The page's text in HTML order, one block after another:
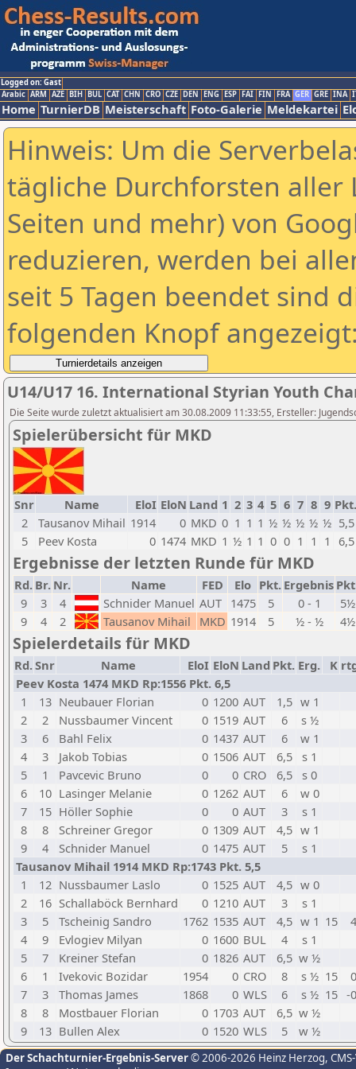
Logged on: Gast
Arabic ARM AZE BIH BUL CAT CHN CRO CZE DEN ENG ESP FAI FIN FRA GER GRE INA
Home TurnierDB Meisterschaft Foto-Galerie Meldekartei
Hinweis: Um die
tägliche Durchforsten aller
Seiten und mehr) von
reduzieren, werden bei
seit 5 Tagen beendet sind
folgenden Knopf
U14/U17 16. International Styrian Youth
Die Seite wurde zuletzt aktualisiert am 30.08.2009 11:33:55, Ersteller:
Spielerübersicht für MKD
Snr Name EloI EloN Land 1 2 3 4 5 6 7 8 9 Pkt.
2
Tausanov Mihail 1914 0 MKD 0 1 1 1 ½ ½ ½ ½ ½ 5,5
5
Peev Kosta 0 1474 MKD 1 ½ 1 1 0 0 1 1 1 6,5
Ergebnisse der letzten Runde für MKD
Rd. Br. Nr. Name FED Elo Pkt. Ergebnis
9
3 4 Schnider Manuel AUT 1475 5 0 - 1
5½
9
4 2 Tausanov Mihail MKD 1914 5 ½ - ½ 4½
Spielerdetails für MKD
Rd.Snr Name EloI EloN Land Pkt. Erg. K
Peev Kosta 1474 MKD Rp:1556 Pkt. 6,5
1
13 Neubauer Florian 0 1200 AUT 1,5 w 1
2
2 Nussbaumer Vincent 0 1519 AUT 6
s ½
3
6 Bahl Felix 0 1437 AUT 6
w 1
4
3 Jakob Tobias 0 1506 AUT 6,5
s 1
5
1 Pavcevic Bruno 0 0 CRO 6,5
s 0
6
10 Lasinger Melanie 0 1262 AUT 6
w 0
7
15 Höller Sophie 0 0 AUT 3
s 1
8
8 Schreiner Gregor 0 1309 AUT 4,5 w 1
9
4 Schnider Manuel 0 1475 AUT 5
s 1
Tausanov Mihail 1914 MKD Rp:1743 Pkt. 5,5
1
12 Nussbaumer Laslo 0 1525 AUT 4,5 w 0
2
16 Schallaböck Bernhard 0 1210 AUT 3
s 1
3
5 Tscheinig Sandro 1762 1535 AUT 4,5 w 1 15
4
9 Evlogiev Milyan 0 1600 BUL 4
s 1
5
7 Kreiner Stefan 0 1826 AUT 6,5 w ½
6
1 Ivekovic Bozidar 1954 0 CRO 8 s ½ 15
7
3 Thomas James 1868 0 WLS 6 s ½ 15 -
8
8 Mostbauer Florian 0 1703 AUT 6,5 w ½
9
13 Bullen Alex 0 1520 WLS 5 w ½
Der Schachturnier-Ergebnis-Server© 2006-2026 Heinz Herzog,